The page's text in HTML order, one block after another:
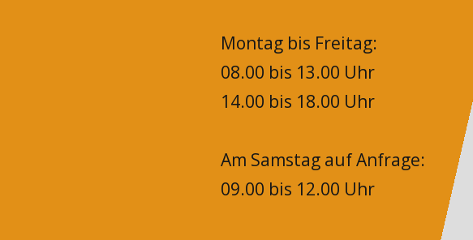
Montag bis Freitag:
08.00 bis 13.00 Uhr
14.00 bis 18.00 Uhr
Am Samstag auf Anfrage:
09.00 bis 12.00 Uhr